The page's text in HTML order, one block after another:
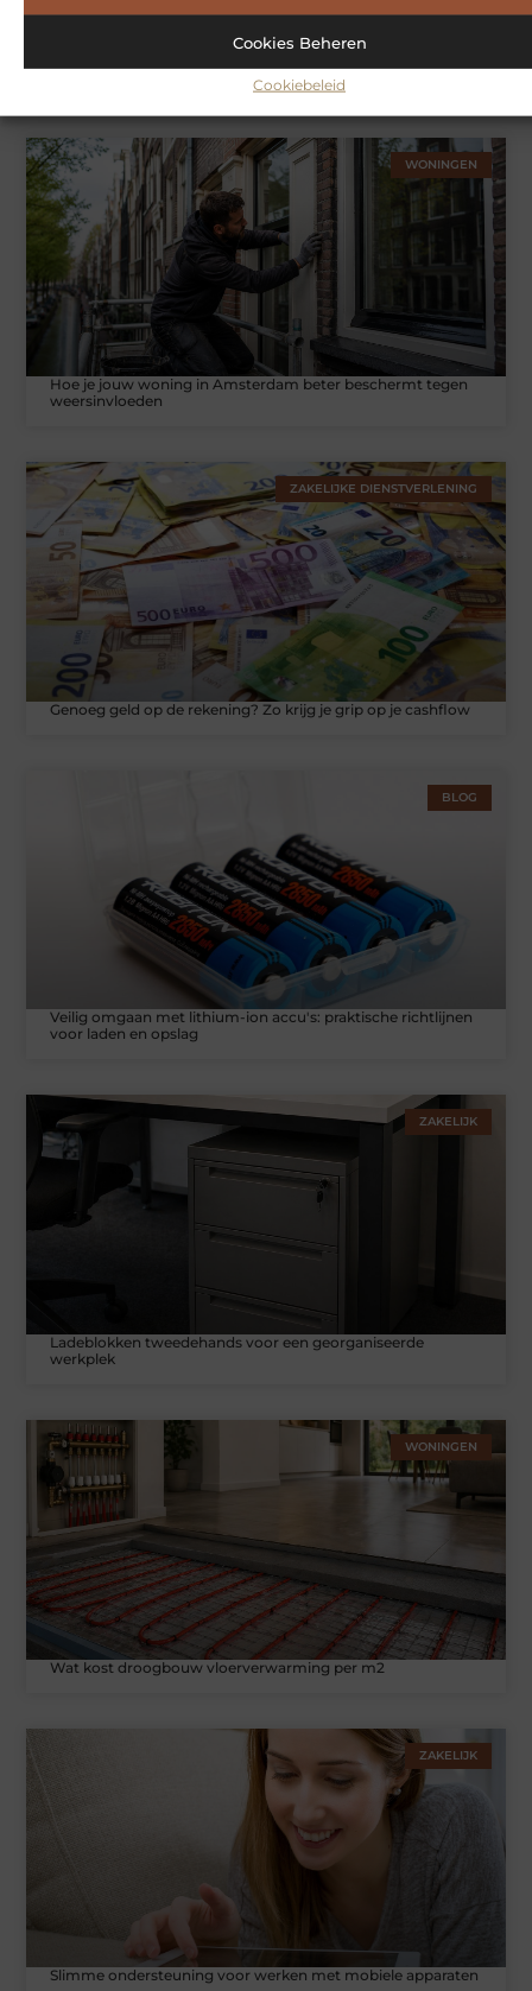
Cookies Beheren
Cookiebeleid
WONINGEN
Hoe je jouw woning in Amsterdam beter beschermt tegen
weersinvloeden
ZAKELIJKE DIENSTVERLENING
Genoeg geld op de rekening? Zo krijg je grip op je cashflow
BLOG
Veilig omgaan met lithium-ion accu's: praktische richtlijnen
voor laden en opslag
ZAKELIJK
Ladeblokken tweedehands voor een georganiseerde
werkplek
WONINGEN
Wat kost droogbouw vloerverwarming per m2
ZAKELIJK
Slimme ondersteuning voor werken met mobiele apparaten